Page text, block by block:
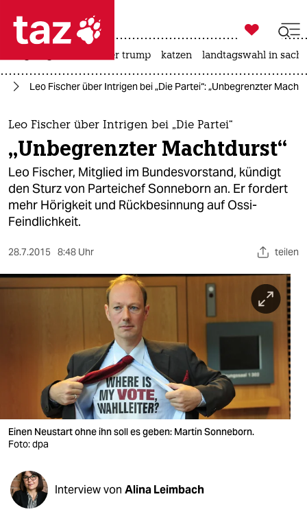
 taz zahl ich
taz zahl ich
themen
politik
öko
gesellschaft
kultur
sport
verlag
verlag
shop
fragen & hilfe

taz zahl ich
usa unter trump katzen landtagswahl in
Leo Fischer über Intrigen bei „Die Partei“: „Unbegrenzter
Leo Fischer über Intrigen bei „Die Partei“
„Unbegrenzter Machtdurst“
Leo Fischer, Mitglied im Bundesvorstand, kündigt
den Sturz von Parteichef Sonneborn an. Er fordert
mehr Hörigkeit und Rückbesinnung auf Ossi-
Feindlichkeit.
28.7.2015 8:48 Uhr teilen
Einen Neustart ohne ihn soll es geben: Martin Sonneborn.
Foto: dpa
Interview von Alina Leimbach